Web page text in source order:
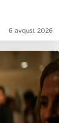
6 avqust 2026